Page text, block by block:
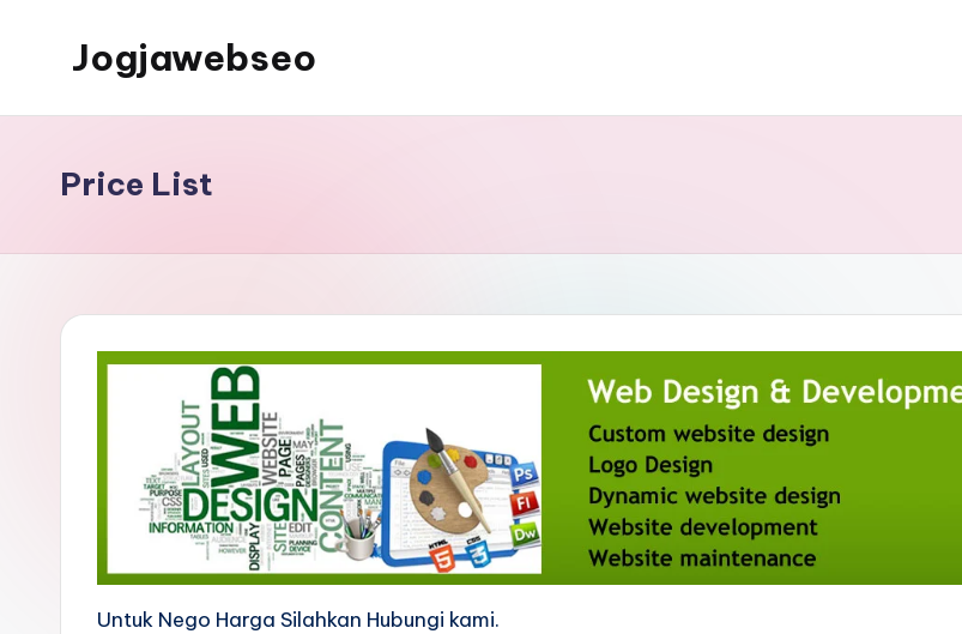
Jogjawebseo
Price List
Untuk Nego Harga Silahkan Hubungi kami.